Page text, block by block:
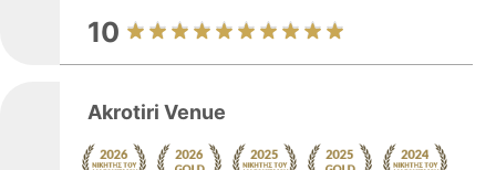
10
Akrotiri Venue